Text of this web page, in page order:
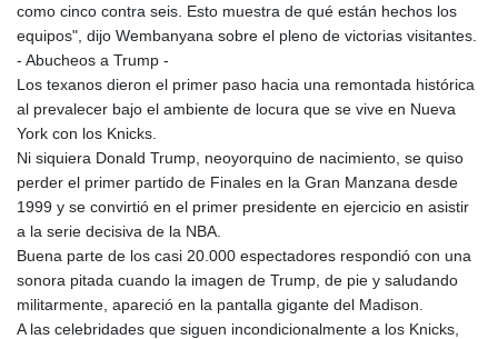
como cinco contra seis. Esto muestra de qué están hechos los
equipos", dijo Wembanyana sobre el pleno de victorias visitantes.
- Abucheos a Trump -
Los texanos dieron el primer paso hacia una remontada histórica
al prevalecer bajo el ambiente de locura que se vive en Nueva
York con los Knicks.
Ni siquiera Donald Trump, neoyorquino de nacimiento, se quiso
perder el primer partido de Finales en la Gran Manzana desde
1999 y se convirtió en el primer presidente en ejercicio en asistir
a la serie decisiva de la NBA.
Buena parte de los casi 20.000 espectadores respondió con una
sonora pitada cuando la imagen de Trump, de pie y saludando
militarmente, apareció en la pantalla gigante del Madison.
A las celebridades que siguen incondicionalmente a los Knicks,